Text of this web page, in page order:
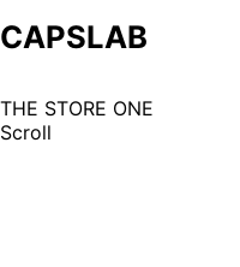
CAPSLAB
THE STORE ONE
Scroll